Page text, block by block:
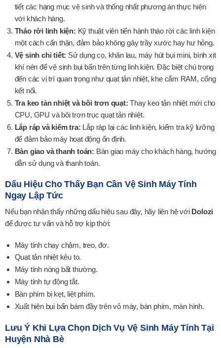
tiết các hạng mục vệ sinh và thống nhất phương án thực hiện
với khách hàng.
Tháo rời linh kiện: Kỹ thuật viên tiến hành tháo rời các linh kiện
một cách cẩn thận, đảm bảo không gây trầy xước hay hư hỏng.
Vệ sinh chi tiết: Sử dụng cọ, khăn lau, máy hút bụi mini, bình xịt
khí nén để vệ sinh bụi bẩn trên từng linh kiện. Đặc biệt chú trọng
đến các vị trí quan trọng như quạt tản nhiệt, khe cắm RAM, cổng
kết nối.
Tra keo tản nhiệt và bôi trơn quạt: Thay keo tản nhiệt mới cho
CPU, GPU và bôi trơn trục quạt tản nhiệt.
Lắp ráp và kiểm tra: Lắp ráp lại các linh kiện, kiểm tra kỹ lưỡng
để đảm bảo máy hoạt động ổn định.
Bàn giao và thanh toán: Bàn giao máy cho khách hàng, hướng
dẫn sử dụng và thanh toán.
Dấu Hiệu Cho Thấy Bạn Cần Vệ Sinh Máy Tính
Ngay Lập Tức
Nếu bạn nhận thấy những dấu hiệu sau đây, hãy liên hệ với Dolozi
để được tư vấn và hỗ trợ kịp thời:
Máy tính chạy chậm, treo, đơ.
Quạt tản nhiệt kêu to.
Máy tính nóng bất thường.
Máy tính tự động tắt.
Bàn phím bị kẹt, liệt phím.
Xuất hiện bụi bẩn bám đầy trên vỏ máy, bàn phím, màn hình.
Lưu Ý Khi Lựa Chọn Dịch Vụ Vệ Sinh Máy Tính Tại
Huyện Nhà Bè